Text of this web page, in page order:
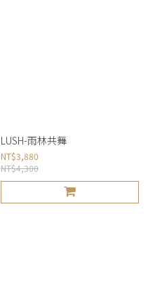
LUSH-雨林共舞
NT$3,880
NT$4,300